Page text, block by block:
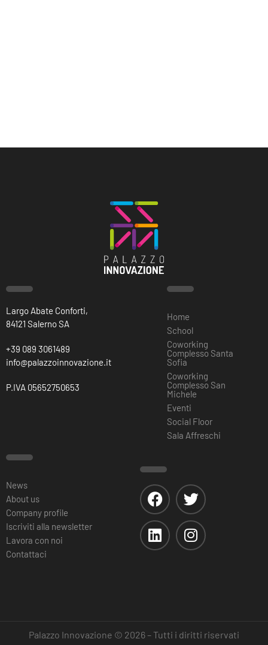
Largo Abate Conforti,
84121 Salerno SA
+39 089 3061489
info@palazzoinnovazione.it
P.IVA 05652750653
Home
School
Coworking
Complesso Santa
Sofia
Coworking
Complesso San
Michele
Eventi
Social Floor
Sala Affreschi
News
About us
Company profile
Iscriviti alla newsletter
Lavora con noi
Contattaci
Palazzo Innovazione © 2026 – Tutti i diritti riservati